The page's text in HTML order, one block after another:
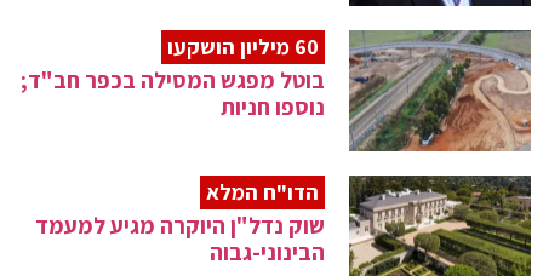
60 מיליון הושקעו
בוטל מפגש המסילה בכפר חב"ד;
נוספו חניות
הדו"ח המלא
שוק נדל"ן היוקרה מגיע למעמד
הבינוני-גבוה